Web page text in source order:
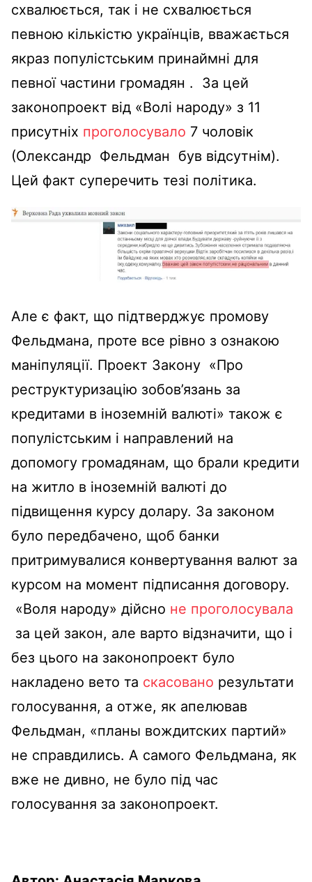
схвалюється, так і не схвалюється
певною кількістю українців, вважається
якраз популістським принаймні для
певної частини громадян . За цей
законопроект від «Волі народу» з 11
присутніх проголосувало 7 чоловік
(Олександр Фельдман був відсутнім).
Цей факт суперечить тезі політика.
Але є факт, що підтверджує промову
Фельдмана, проте все рівно з ознакою
маніпуляції. Проект Закону «Про
реструктуризацію зобов’язань за
кредитами в іноземній валюті» також є
популістським і направлений на
допомогу громадянам, що брали кредити
на житло в іноземній валюті до
підвищення курсу долару. За законом
було передбачено, щоб банки
притримувалися конвертування валют за
курсом на момент підписання договору.
«Воля народу» дійсно не проголосувала
за цей закон, але варто відзначити, що і
без цього на законопроект було
накладено вето та скасовано результати
голосування, а отже, як апелював
Фельдман, «планы вождитских партий»
не справдились. А самого Фельдмана, як
вже не дивно, не було під час
голосування за законопроект.